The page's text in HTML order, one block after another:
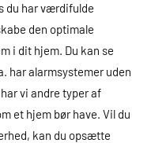
du har værdifulde
den optimale
i dit hjem. Du kan se
har alarmsystemer uden
vi andre typer af
et hjem bør have. Vil du
kan du opsætte